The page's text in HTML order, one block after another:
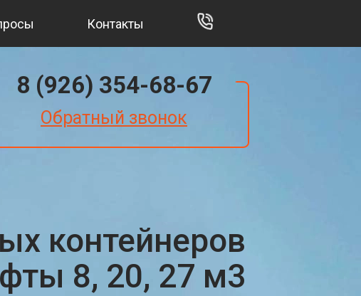
Контакты
8 (926) 354-68-67
Обратный звонок
контейнеров
8, 20, 27 м3